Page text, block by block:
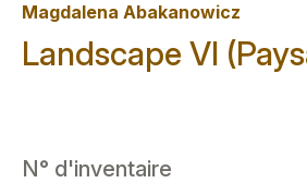
Magdalena Abakanowicz
Landscape VI
N° d'inventaire